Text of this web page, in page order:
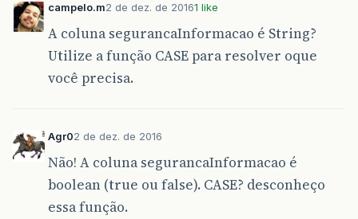
campelo.m2 de dez. de 20161 like
A coluna segurancaInformacao é String?
Utilize a função CASE para resolver oque
você precisa.
Agr02 de dez. de 2016
Não! A coluna segurancaInformacao é
boolean (true ou false). CASE? desconheço
essa função.